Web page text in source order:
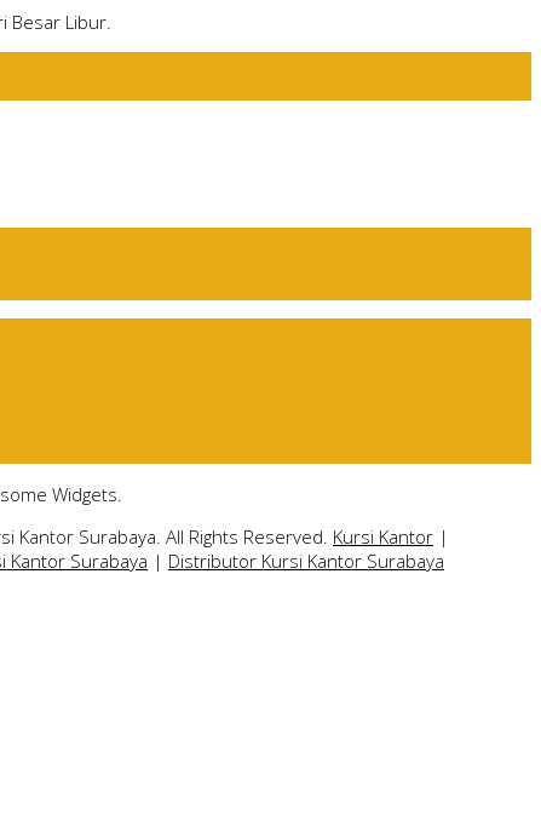
Besar Libur.
Widgets.
Kantor Surabaya. All Rights Reserved. Kursi Kantor |
Kantor Surabaya | Distributor Kursi Kantor Surabaya